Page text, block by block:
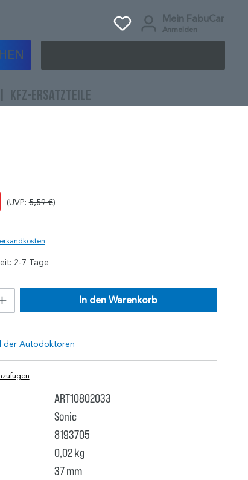
Mein FabuCar
Anmelden
KFZ-ERSATZTEILE
(UVP:5,59 €)
2-7 Tage
In den Warenkorb
ART10802033
Sonic
8193705
0,02 kg
37 mm